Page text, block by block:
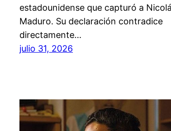
estadounidense que capturó a
Maduro. Su declaración contradice
directamente…
julio 31, 2026